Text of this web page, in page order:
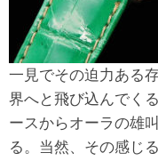
一見でその迫力ある
界へと飛び込んでく
ースからオーラの雄
る。当然、その感じ